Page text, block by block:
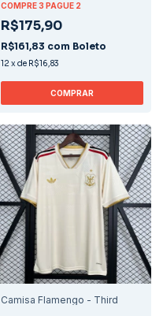
COMPRE 3 PAGUE 2
R$175,90
R$161,83 com Boleto
12 xde R$16,83
COMPRAR
Camisa Flamengo - Third